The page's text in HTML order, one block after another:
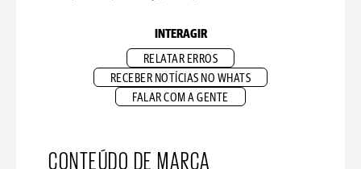
INTERAGIR
RELATAR ERROS
RECEBER NOTÍCIAS NO WHATS
FALAR COM A GENTE
CONTEÚDO DE MARCA